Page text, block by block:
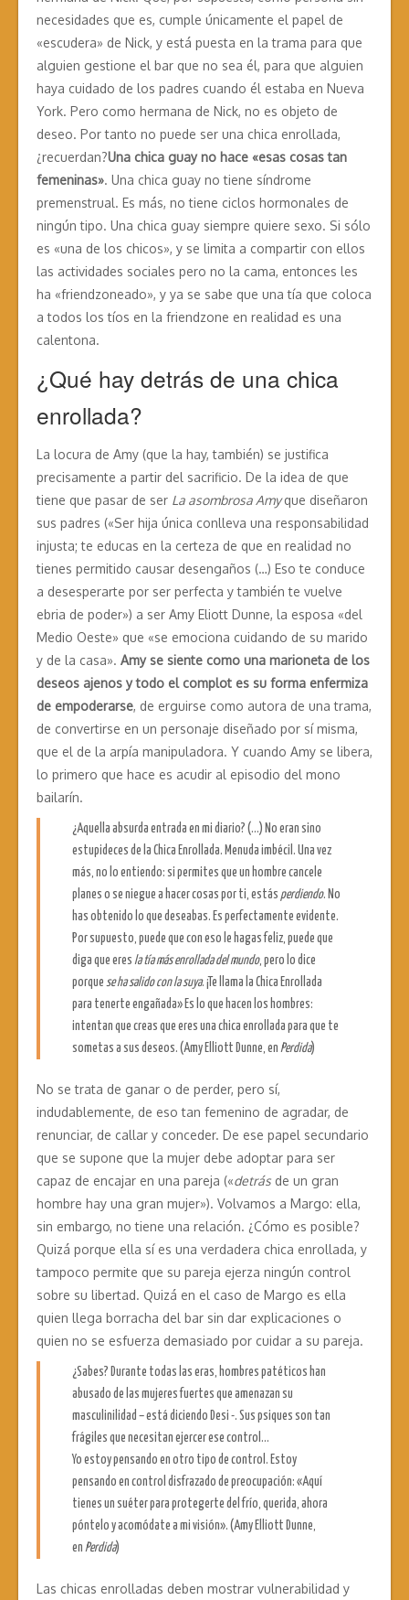
necesidades que es, cumple únicamente el papel de
«escudera» de Nick, y está puesta en la trama para que
alguien gestione el bar que no sea él, para que alguien
haya cuidado de los padres cuando él estaba en Nueva
York. Pero como hermana de Nick, no es objeto de
deseo. Por tanto no puede ser una chica enrollada,
¿recuerdan?Una chica guay no hace «esas cosas tan
femeninas». Una chica guay no tiene síndrome
premenstrual. Es más, no tiene ciclos hormonales de
ningún tipo. Una chica guay siempre quiere sexo. Si sólo
es «una de los chicos», y se limita a compartir con ellos
las actividades sociales pero no la cama, entonces les
ha «friendzoneado», y ya se sabe que una tía que coloca
a todos los tíos en la friendzone en realidad es una
calentona.
¿Qué hay detrás de una chica
enrollada?
La locura de Amy (que la hay, también) se justifica
precisamente a partir del sacrificio. De la idea de que
tiene que pasar de ser La asombrosa Amyque diseñaron
sus padres («Ser hija única conlleva una responsabilidad
injusta; te educas en la certeza de que en realidad no
tienes permitido causar desengaños (…) Eso te conduce
a desesperarte por ser perfecta y también te vuelve
ebria de poder») a ser Amy Eliott Dunne, la esposa «del
Medio Oeste» que «se emociona cuidando de su marido
y de la casa». Amy se siente como una marioneta de los
deseos ajenos y todo el complot es su forma enfermiza
de empoderarse, de erguirse como autora de una trama,
de convertirse en un personaje diseñado por sí misma,
que el de la arpía manipuladora. Y cuando Amy se libera,
lo primero que hace es acudir al episodio del mono
bailarín.
¿Aquella absurda entrada en mi diario? (…) No eran sino
estupideces de la Chica Enrollada. Menuda imbécil. Una vez
más, no lo entiendo: si permites que un hombre cancele
planes o se niegue a hacer cosas por ti, estás perdiendo. No
has obtenido lo que deseabas. Es perfectamente evidente.
Por supuesto, puede que con eso le hagas feliz, puede que
diga que eres la tía más enrollada del mundo, pero lo dice
porque se ha salido con la suya. ¡Te llama la Chica Enrollada
para tenerte engañada» Es lo que hacen los hombres:
intentan que creas que eres una chica enrollada para que te
sometas a sus deseos. (Amy Elliott Dunne, en Perdida)
No se trata de ganar o de perder, pero sí,
indudablemente, de eso tan femenino de agradar, de
renunciar, de callar y conceder. De ese papel secundario
que se supone que la mujer debe adoptar para ser
capaz de encajar en una pareja («detrás de un gran
hombre hay una gran mujer»). Volvamos a Margo: ella,
sin embargo, no tiene una relación. ¿Cómo es posible?
Quizá porque ella sí es una verdadera chica enrollada, y
tampoco permite que su pareja ejerza ningún control
sobre su libertad. Quizá en el caso de Margo es ella
quien llega borracha del bar sin dar explicaciones o
quien no se esfuerza demasiado por cuidar a su pareja.
¿Sabes? Durante todas las eras, hombres patéticos han
abusado de las mujeres fuertes que amenazan su
masculinilidad – está diciendo Desi -. Sus psiques son tan
frágiles que necesitan ejercer ese control…
Yo estoy pensando en otro tipo de control. Estoy
pensando en control disfrazado de preocupación: «Aquí
tienes un suéter para protegerte del frío, querida, ahora
póntelo y acomódate a mi visión». (Amy Elliott Dunne,
en Perdida)
Las chicas enrolladas deben mostrar vulnerabilidad y